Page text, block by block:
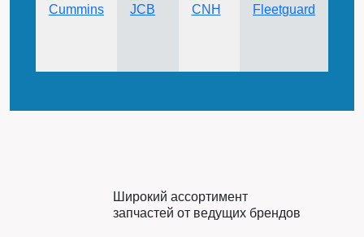
Широкий ассортимент
запчастей от ведущих брендов